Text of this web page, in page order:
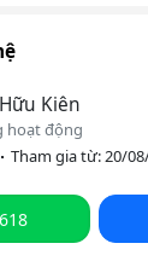
Kiên
hoạt động
Tham gia từ: 20/